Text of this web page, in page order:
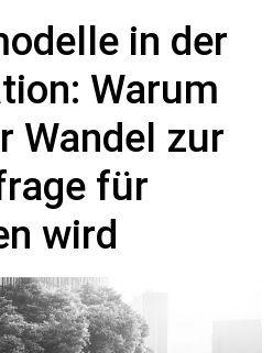
in der
Warum
Wandel zur
für
wird